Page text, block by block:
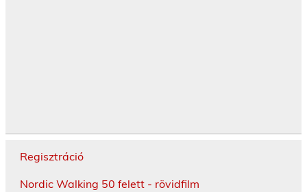
Regisztráció
Nordic Walking 50 felett - rövidfilm